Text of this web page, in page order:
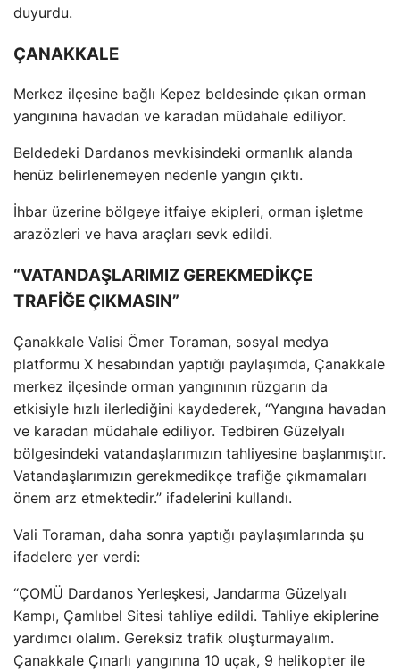
duyurdu.
ÇANAKKALE
Merkez ilçesine bağlı Kepez beldesinde çıkan orman
yangınına havadan ve karadan müdahale ediliyor.
Beldedeki Dardanos mevkisindeki ormanlık alanda
henüz belirlenemeyen nedenle yangın çıktı.
İhbar üzerine bölgeye itfaiye ekipleri, orman işletme
arazözleri ve hava araçları sevk edildi.
“VATANDAŞLARIMIZ GEREKMEDİKÇE
TRAFİĞE ÇIKMASIN”
Çanakkale Valisi Ömer Toraman, sosyal medya
platformu X hesabından yaptığı paylaşımda, Çanakkale
merkez ilçesinde orman yangınının rüzgarın da
etkisiyle hızlı ilerlediğini kaydederek, “Yangına havadan
ve karadan müdahale ediliyor. Tedbiren Güzelyalı
bölgesindeki vatandaşlarımızın tahliyesine başlanmıştır.
Vatandaşlarımızın gerekmedikçe trafiğe çıkmamaları
önem arz etmektedir.” ifadelerini kullandı.
Vali Toraman, daha sonra yaptığı paylaşımlarında şu
ifadelere yer verdi:
“ÇOMÜ Dardanos Yerleşkesi, Jandarma Güzelyalı
Kampı, Çamlıbel Sitesi tahliye edildi. Tahliye ekiplerine
yardımcı olalım. Gereksiz trafik oluşturmayalım.
Çanakkale Çınarlı yangınına 10 uçak, 9 helikopter ile